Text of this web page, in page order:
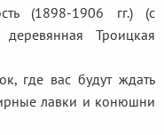
(1898-1906 гг.) (с
Троицкая
где вас будут ждать
лавки и конюшни